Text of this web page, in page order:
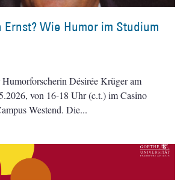
Wie Humor im Studium
Désirée Krüger am
von 16-18 Uhr (c.t.) im Casino
Westend. Die